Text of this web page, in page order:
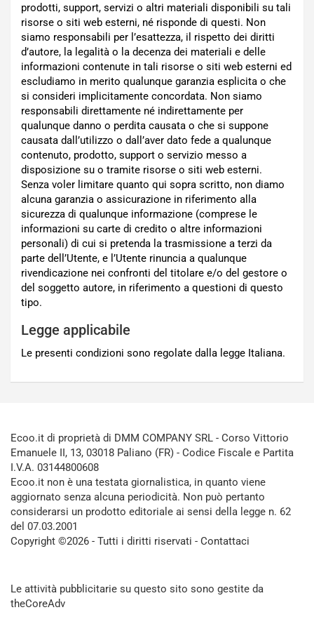
prodotti, support, servizi o altri materiali disponibili su tali
risorse o siti web esterni, né risponde di questi. Non
siamo responsabili per l’esattezza, il rispetto dei diritti
d’autore, la legalità o la decenza dei materiali e delle
informazioni contenute in tali risorse o siti web esterni ed
escludiamo in merito qualunque garanzia esplicita o che
si consideri implicitamente concordata. Non siamo
responsabili direttamente né indirettamente per
qualunque danno o perdita causata o che si suppone
causata dall’utilizzo o dall’aver dato fede a qualunque
contenuto, prodotto, support o servizio messo a
disposizione su o tramite risorse o siti web esterni.
Senza voler limitare quanto qui sopra scritto, non diamo
alcuna garanzia o assicurazione in riferimento alla
sicurezza di qualunque informazione (comprese le
informazioni su carte di credito o altre informazioni
personali) di cui si pretenda la trasmissione a terzi da
parte dell’Utente, e l’Utente rinuncia a qualunque
rivendicazione nei confronti del titolare e/o del gestore o
del soggetto autore, in riferimento a questioni di questo
tipo.
Legge applicabile
Le presenti condizioni sono regolate dalla legge Italiana.
Ecoo.it di proprietà di DMM COMPANY SRL - Corso Vittorio
Emanuele II, 13, 03018 Paliano (FR) - Codice Fiscale e Partita
I.V.A. 03144800608
Ecoo.it non è una testata giornalistica, in quanto viene
aggiornato senza alcuna periodicità. Non può pertanto
considerarsi un prodotto editoriale ai sensi della legge n. 62
del 07.03.2001
Copyright ©2026 - Tutti i diritti riservati - Contattaci
Le attività pubblicitarie su questo sito sono gestite da
theCoreAdv